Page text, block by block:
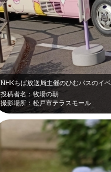
投稿者名：牧場の朝
撮影場所：松戸市テラスモール